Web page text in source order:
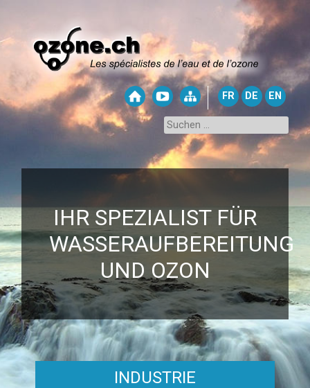
FR DE EN
IHR SPEZIALIST FÜR
WASSERAUFBEREITUNG
UND OZON
INDUSTRIE